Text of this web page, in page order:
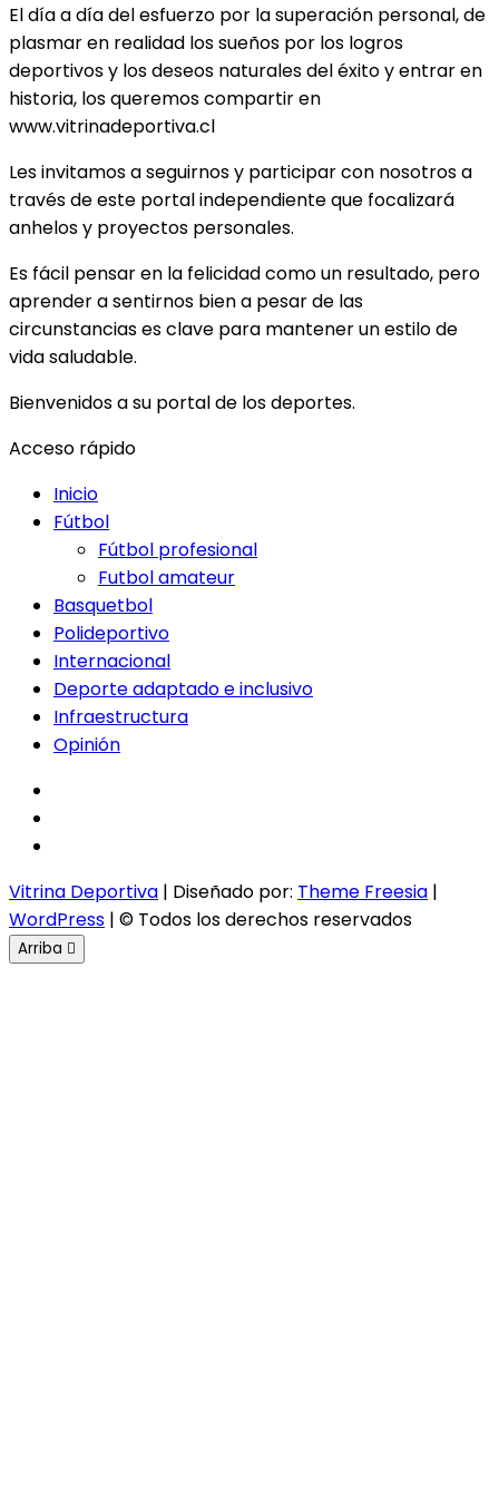
El día a día del esfuerzo por la superación personal, de
plasmar en realidad los sueños por los logros
deportivos y los deseos naturales del éxito y entrar en
historia, los queremos compartir en
www.vitrinadeportiva.cl
Les invitamos a seguirnos y participar con nosotros a
través de este portal independiente que focalizará
anhelos y proyectos personales.
Es fácil pensar en la felicidad como un resultado, pero
aprender a sentirnos bien a pesar de las
circunstancias es clave para mantener un estilo de
vida saludable.
Bienvenidos a su portal de los deportes.
Acceso rápido
Inicio
Fútbol
Fútbol profesional
Futbol amateur
Basquetbol
Polideportivo
Internacional
Deporte adaptado e inclusivo
Infraestructura
Opinión
Vitrina Deportiva | Diseñado por: Theme Freesia |
WordPress | © Todos los derechos reservados
Arriba